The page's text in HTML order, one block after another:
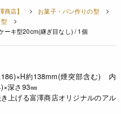
店】
お菓子・パン作りの型
ーキ型20cm(継ぎ目なし) / 1個
約138mm(煙突部含む) 内
深さ93㎜
上げる富澤商店オリジナルのアル